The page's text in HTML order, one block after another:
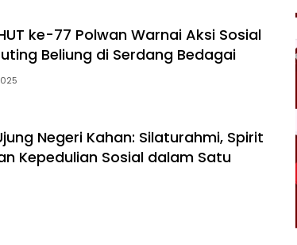
ke-77 Polwan Warnai Aksi Sosial
Beliung di Serdang Bedagai
Negeri Kahan: Silaturahmi, Spirit
Kepedulian Sosial dalam Satu